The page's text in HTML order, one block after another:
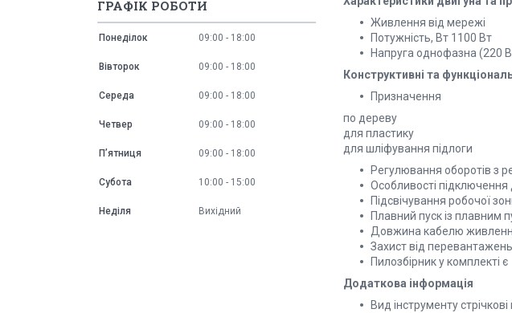
Живлення від мережі
Потужність, Вт 1100 Вт
Напруга однофазна (220
Конструктивні та
Призначення
по дереву
для пластику
для шліфування підлоги
Регулювання оборотів з
Особливості підключення
Підсвічування робочої
Плавний пуск із плавним
Довжина кабелю
Захист від
Пилозбірник у комплекті є
Додаткова інформація
Вид інструменту
ГРАФІК РОБОТИ
Понеділок 09:00 18:00
Вівторок 09:00 18:00
Середа 09:00 18:00
Четвер 09:00 18:00
Пʼятниця 09:00 18:00
Субота 10:00 15:00
Неділя Вихідний